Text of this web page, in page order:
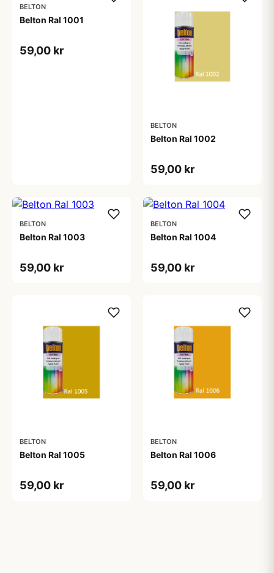
BELTON
Belton Ral 1001
59,00 kr
BELTON
Belton Ral 1002
59,00 kr
BELTON
Belton Ral 1003
59,00 kr
BELTON
Belton Ral 1004
59,00 kr
BELTON
Belton Ral 1005
59,00 kr
BELTON
Belton Ral 1006
59,00 kr